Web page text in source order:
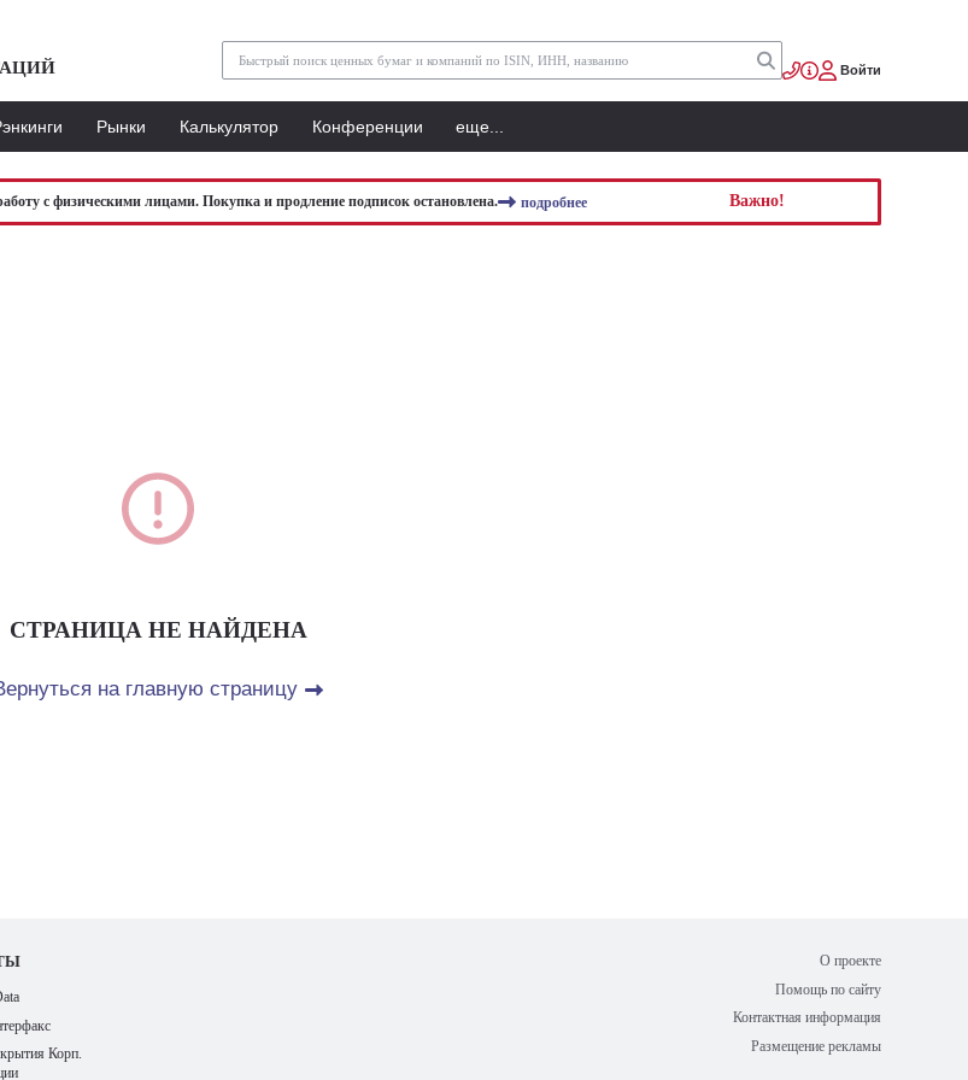
Войти
Рынки Калькулятор Конференции еще...
с физическими лицами. Покупка и продление подписок остановлена. подробнее Важно!
СТРАНИЦА НЕ НАЙДЕНА
на главную страницу
Корп.
О проекте
Помощь по сайту
Контактная информация
Размещение рекламы